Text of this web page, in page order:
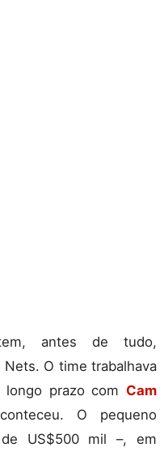
antes de tudo,
O time trabalhava
prazo com Cam
O pequeno
US$500 mil –, em